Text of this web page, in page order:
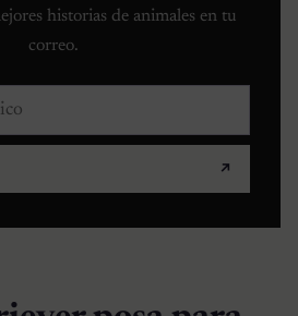
historias de animales en tu
correo.
↗